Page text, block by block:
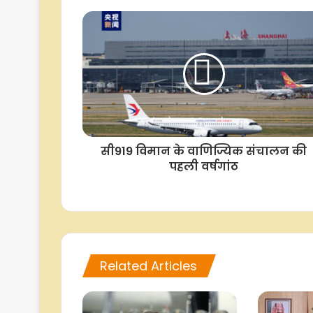
सी919 विमान के वाणिज्यिक संचालन की
पहली वर्षगांठ
Related Articles